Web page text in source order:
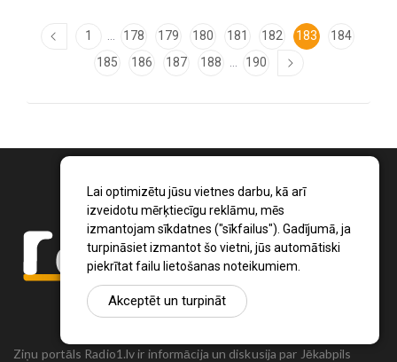
Lai optimizētu jūsu vietnes darbu, kā arī
izveidotu mērķtiecīgu reklāmu, mēs
izmantojam sīkdatnes ("sīkfailus"). Gadījumā, ja
turpināsiet izmantot šo vietni, jūs automātiski
piekrītat failu lietošanas noteikumiem.
Akceptēt un turpināt
1 178 179 180 181 182 183
184
185
186 187 188 190
Ziņu portāls Radio1.lv ir informācija un diskusija par Jēkabpils